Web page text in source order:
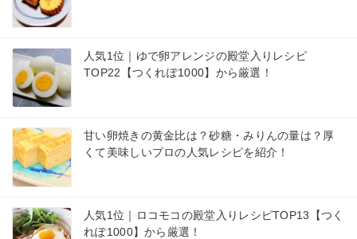
人気1位｜ゆで卵アレンジの殿堂入りレシピ
TOP22【つくれぽ1000】から厳選！
甘い卵焼きの黄金比は？砂糖・みりんの量は？厚
くて美味しいプロの人気レシピを紹介！
人気1位｜ロコモコの殿堂入りレシピTOP13【つく
れぽ1000】から厳選！